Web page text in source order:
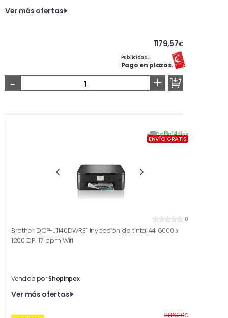
Ver más ofertas
1179,57€
Publicidad.
Pago en plazos.
- +
De13a14días
ENVÍO GRATIS
0
Brother DCP-J1140DWRE1 Inyección de tinta A4 6000 x
1200 DPI 17 ppm Wifi
Vendido porShopInpex
Ver más ofertas
386,20€Antes